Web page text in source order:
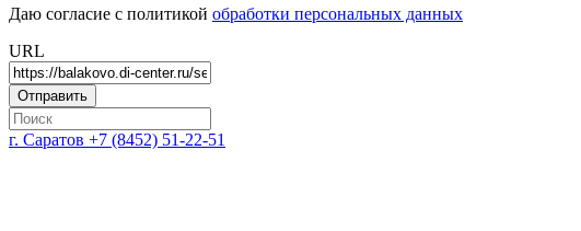
Даю согласие с политикой обработки персональных данных
URL
г. Саратов +7 (8452) 51-22-51